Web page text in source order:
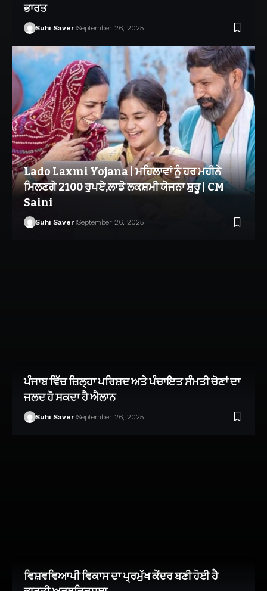
ਭਾਰਤ
Suhi Saver September 26, 2025
Lado Laxmi Yojana | ਮਹਿਲਾਵਾਂ ਨੂੰ ਹਰ ਮਹੀਨੇ
ਮਿਲਣਗੇ 2100 ਰੁਪਏ,ਲਾਡੋ ਲਕਸ਼ਮੀ ਯੋਜਨਾ ਸ਼ੁਰੂ | CM
Saini
Suhi Saver September 26, 2025
ਪੰਜਾਬ ਵਿੱਚ ਜ਼ਿਲ੍ਹਾ ਪਰਿਸ਼ਦ ਅਤੇ ਪੰਚਾਇਤ ਸੰਮਤੀ ਚੋਣਾਂ ਦਾ
ਜਲਦ ਹੋ ਸਕਦਾ ਹੈ ਐਲਾਨ
Suhi Saver September 26, 2025
ਵਿਸ਼ਵਵਿਆਪੀ ਵਿਕਾਸ ਦਾ ਪ੍ਰਮੁੱਖ ਕੇਂਦਰ ਬਣੀ ਹੋਈ ਹੈ